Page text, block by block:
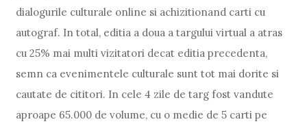
dialogurile culturale online si achizitionand carti cu
autograf. In total, editia a doua a targului virtual a atras
cu 25% mai multi vizitatori decat editia precedenta,
semn ca evenimentele culturale sunt tot mai dorite si
cautate de cititori. In cele 4 zile de targ fost vandute
aproape 65.000 de volume, cu o medie de 5 carti pe